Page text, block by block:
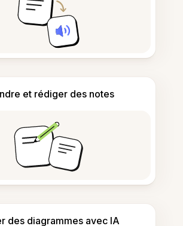
et rédiger des notes
des diagrammes avec IA